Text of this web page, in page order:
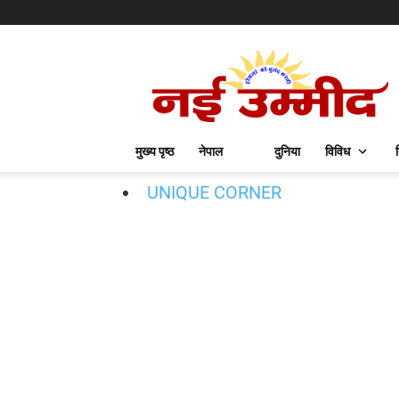
मुख्य पृष्ठ नेपाल दुनिया विविध
UNIQUE CORNER